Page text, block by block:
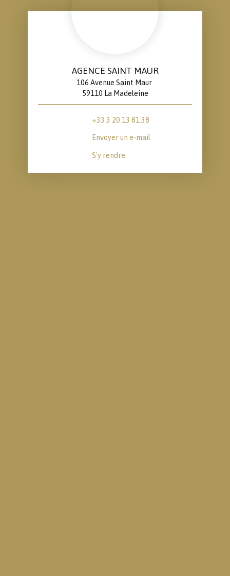
AGENCE SAINT MAUR
106 Avenue Saint Maur
59110 La Madeleine
+33 3 20 13 81 38
Envoyer un e-mail
S'y rendre